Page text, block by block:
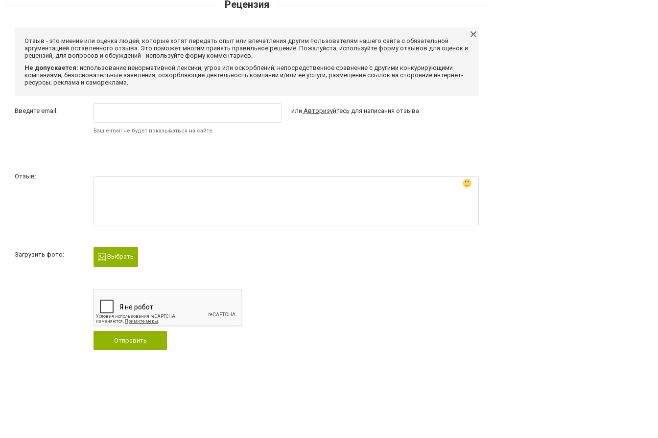
Рецензия
Отзыв - это мнение или оценка людей, которые хотят передать опыт или впечатления другим пользователям нашего сайта с обязательной
аргументацией оставленного отзыва. Это поможет многим принять правильное решение. Пожалуйста, используйте форму отзывов для оценок и
рецензий, для вопросов и обсуждений - используйте форму комментариев.
Не допускается: использование ненормативной лексики, угроз или оскорблений; непосредственное сравнение с другими конкурирующими
компаниями; безосновательные заявления, оскорбляющие деятельность компании и/или ее услуги; размещение ссылок на сторонние интернет-
ресурсы; реклама и самореклама.
Введите email:
Ваш e-mail не будет показываться на сайте
или Авторизуйтесь для написания отзыва
Отзыв:
Загрузить фото: Выбрать
Отправить